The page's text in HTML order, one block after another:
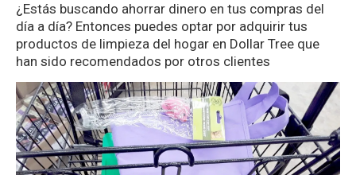
¿Estás buscando ahorrar dinero en tus compras del
día a día? Entonces puedes optar por adquirir tus
productos de limpieza del hogar en Dollar Tree que
han sido recomendados por otros clientes